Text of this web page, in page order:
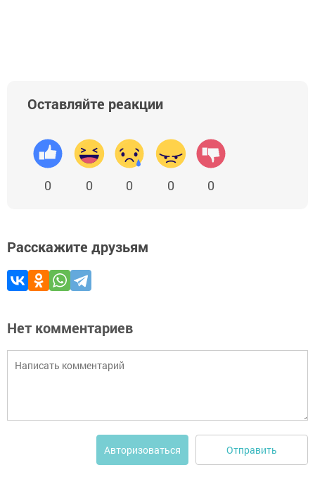
Оставляйте реакции
0 0 0 0 0
Расскажите друзьям
Нет комментариев
Авторизоваться Отправить